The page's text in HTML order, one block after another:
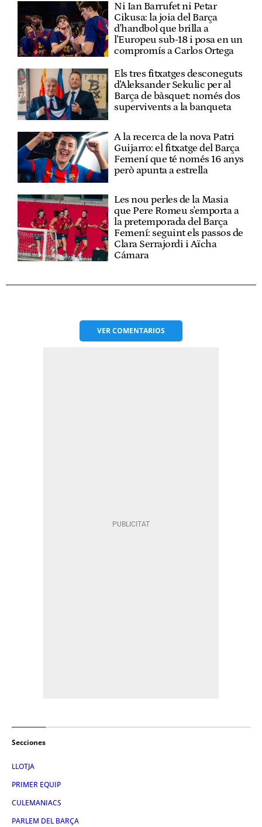
Ni Ian Barrufet ni Petar
Cikusa: la joia del Barça
d'handbol que brilla a
l'Europeu sub-18 i posa en un
compromís a Carlos Ortega
Els tres fitxatges desconeguts
d'Aleksander Sekulic per al
Barça de bàsquet: només dos
supervivents a la banqueta
A la recerca de la nova Patri
Guijarro: el fitxatge del Barça
Femení que té només 16 anys
però apunta a estrella
Les nou perles de la Masia
que Pere Romeu s'emporta a
la pretemporada del Barça
Femení: seguint els passos de
Clara Serrajordi i Aïcha
Cámara
VERCOMENTARIOS
Secciones
LLOTJA
PRIMER EQUIP
CULEMANIACS
PARLEM DEL BARÇA